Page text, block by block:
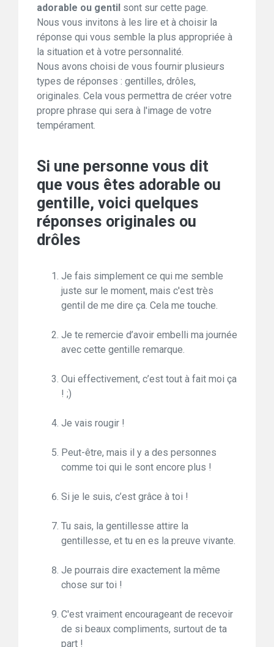
adorable ou gentil sont sur cette page.
Nous vous invitons à les lire et à choisir la
réponse qui vous semble la plus appropriée à
la situation et à votre personnalité.
Nous avons choisi de vous fournir plusieurs
types de réponses : gentilles, drôles,
originales. Cela vous permettra de créer votre
propre phrase qui sera à l'image de votre
tempérament.
Si une personne vous dit
que vous êtes adorable ou
gentille, voici quelques
réponses originales ou
drôles
Je fais simplement ce qui me semble
juste sur le moment, mais c'est très
gentil de me dire ça. Cela me touche.
Je te remercie d’avoir embelli ma journée
avec cette gentille remarque.
Oui effectivement, c’est tout à fait moi ça
! ;)
Je vais rougir !
Peut-être, mais il y a des personnes
comme toi qui le sont encore plus !
Si je le suis, c’est grâce à toi !
Tu sais, la gentillesse attire la
gentillesse, et tu en es la preuve vivante.
Je pourrais dire exactement la même
chose sur toi !
C'est vraiment encourageant de recevoir
de si beaux compliments, surtout de ta
part !